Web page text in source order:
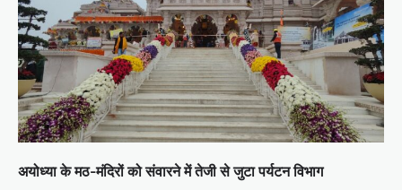
अयोध्या के मठ-मंदिरों को संवारने में तेजी से जुटा पर्यटन विभाग